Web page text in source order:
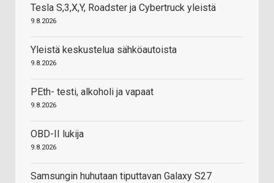
Tesla S,3,X,Y, Roadster ja Cybertruck yleistä
9.8.2026
Yleistä keskustelua sähköautoista
9.8.2026
PEth- testi, alkoholi ja vapaat
9.8.2026
OBD-II lukija
9.8.2026
Samsungin huhutaan tiputtavan Galaxy S27